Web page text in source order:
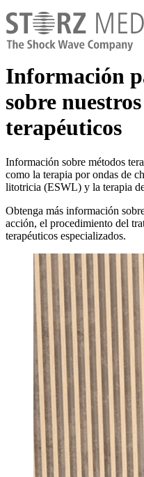
Información
sobre
terapéuticos
Información sobre métodos
como la terapia por ondas de
litotricia (ESWL) y la terapia
Obtenga más información
acción, el procedimiento del
terapéuticos especializados.